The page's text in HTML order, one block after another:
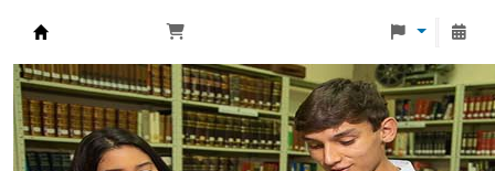
Biblioteca Universidad Monteávila